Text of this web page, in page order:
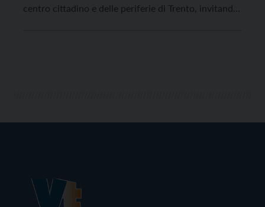
centro cittadino e delle periferie di Trento, invitando